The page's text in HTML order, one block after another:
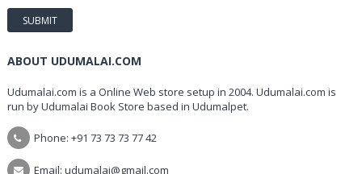
ABOUT UDUMALAI.COM
Udumalai.com is a Online Web store setup in 2004. Udumalai.com is
run by Udumalai Book Store based in Udumalpet.
Phone: +91 73 73 73 77 42
Email: udumalai@gmail.com